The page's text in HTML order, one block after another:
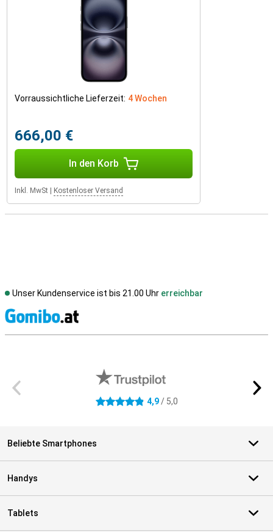
Vorraussichtliche Lieferzeit: 4 Wochen
666,00 €
In den Korb
Inkl. MwSt Kostenloser Versand
Unser Kundenservice ist bis 21.00 Uhr erreichbar
4.9 Sterne 4,9/ 5,0
Beliebte Smartphones
Handys
Tablets